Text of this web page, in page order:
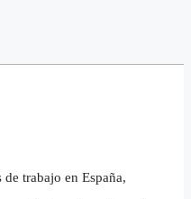
trabajo en España,